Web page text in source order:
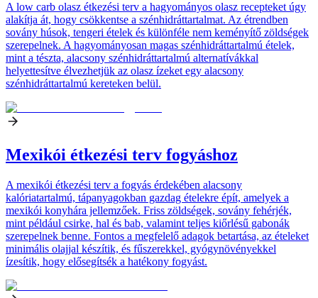
A low carb olasz étkezési terv a hagyományos olasz recepteket úgy
alakítja át, hogy csökkentse a szénhidráttartalmat. Az étrendben
sovány húsok, tengeri ételek és különféle nem keményítő zöldségek
szerepelnek. A hagyományosan magas szénhidráttartalmú ételek,
mint a tészta, alacsony szénhidráttartalmú alternatívákkal
helyettesítve élvezhetjük az olasz ízeket egy alacsony
szénhidráttartalmú kereteken belül.
Mexikói étkezési terv fogyáshoz
A mexikói étkezési terv a fogyás érdekében alacsony
kalóriatartalmú, tápanyagokban gazdag ételekre épít, amelyek a
mexikói konyhára jellemzőek. Friss zöldségek, sovány fehérjék,
mint például csirke, hal és bab, valamint teljes kiőrlésű gabonák
szerepelnek benne. Fontos a megfelelő adagok betartása, az ételeket
minimális olajjal készítik, és fűszerekkel, gyógynövényekkel
ízesítik, hogy elősegítsék a hatékony fogyást.